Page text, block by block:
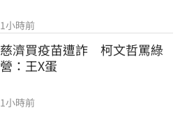
1小時前
慈濟買疫苗遭詐　柯文哲罵綠
營：王X蛋
1小時前